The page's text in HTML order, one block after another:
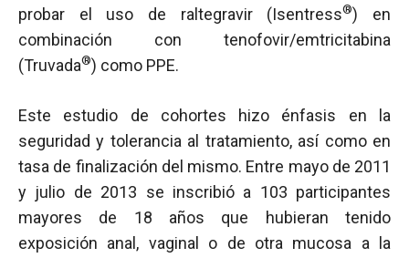
probar el uso de raltegravir (Isentress®) en
combinación con tenofovir/emtricitabina
(Truvada®) como PPE.
Este estudio de cohortes hizo énfasis en la
seguridad y tolerancia al tratamiento, así como en
tasa de finalización del mismo. Entre mayo de 2011
y julio de 2013 se inscribió a 103 participantes
mayores de 18 años que hubieran tenido
exposición anal, vaginal o de otra mucosa a la